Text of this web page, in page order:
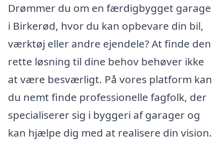
Drømmer du om en færdigbygget garage
i Birkerød, hvor du kan opbevare din bil,
værktøj eller andre ejendele? At finde den
rette løsning til dine behov behøver ikke
at være besværligt. På vores platform kan
du nemt finde professionelle fagfolk, der
specialiserer sig i byggeri af garager og
kan hjælpe dig med at realisere din vision.